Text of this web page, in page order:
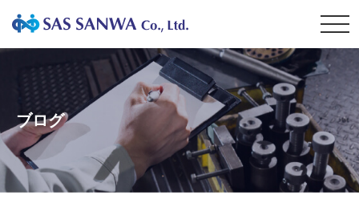
ブログ